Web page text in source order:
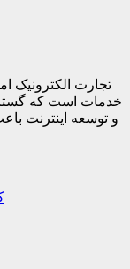
تجارت الکترونیک
خدمات است که گسترش
و توسعه اینترنت